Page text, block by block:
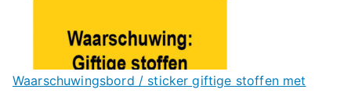
Waarschuwingsbord / sticker giftige stoffen met